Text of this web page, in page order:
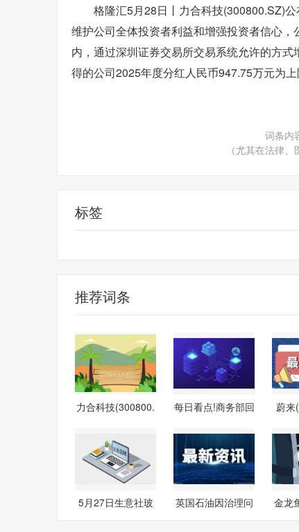
格隆汇5月28日丨力合科技(300800.SZ)
维护公司全体投资者利益和增强投资者信心
内，通过深圳证券交易所交易系统允许的方
得的公司2025年度分红人民币947.75万元为上
词条内
（尤其在法律
标签
推荐词条
力合科技(300800.
每日看点!商务部回
蔚来
5月27日生意社玻
英国石油因治理问
金龙